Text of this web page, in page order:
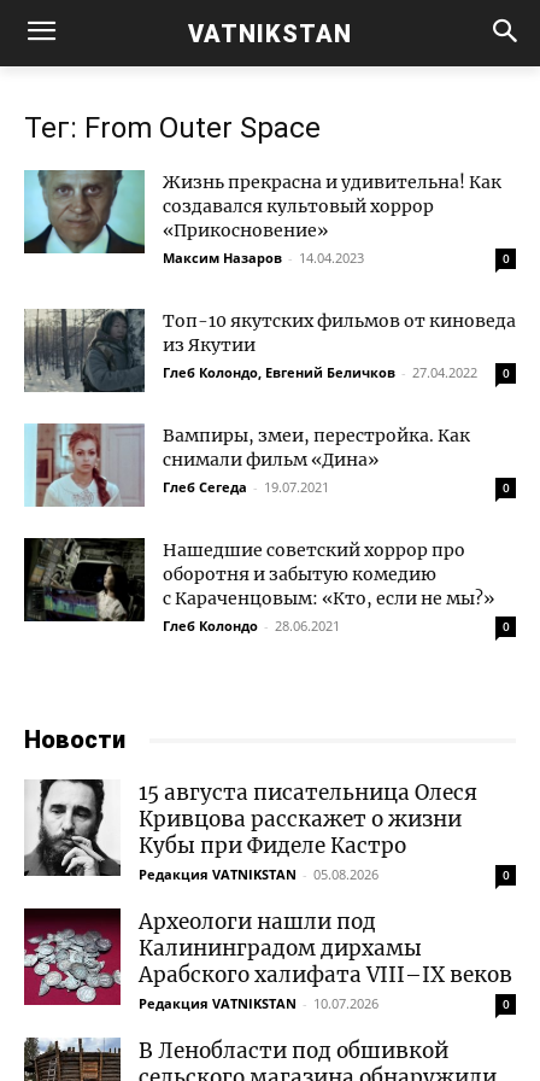
VATNIKSTAN
Тег: From Outer Space
Жизнь прекрасна и удивительна! Как
создавался культовый хоррор
«Прикосновение»
Максим Назаров - 14.04.2023 0
Топ-10 якутских фильмов от киноведа
из Якутии
Глеб Колондо, Евгений Беличков - 27.04.2022 0
Вампиры, змеи, перестройка. Как
снимали фильм «Дина»
Глеб Сегеда - 19.07.2021 0
Нашедшие советский хоррор про
оборотня и забытую комедию
с Караченцовым: «Кто, если не мы?»
Глеб Колондо - 28.06.2021 0
Новости
15 августа писательница Олеся
Кривцова расскажет о жизни
Кубы при Фиделе Кастро
Редакция VATNIKSTAN - 05.08.2026 0
Археологи нашли под
Калининградом дирхамы
Арабского халифата VIII–IX веков
Редакция VATNIKSTAN - 10.07.2026 0
В Ленобласти под обшивкой